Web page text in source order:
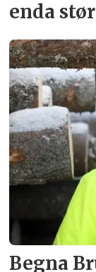
enda
Begna